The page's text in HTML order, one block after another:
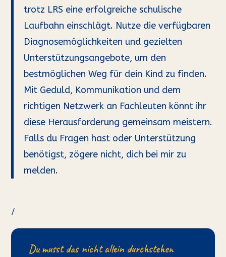
trotz LRS eine erfolgreiche schulische
Laufbahn einschlägt. Nutze die verfügbaren
Diagnosemöglichkeiten und gezielten
Unterstützungsangebote, um den
bestmöglichen Weg für dein Kind zu finden.
Mit Geduld, Kommunikation und dem
richtigen Netzwerk an Fachleuten könnt ihr
diese Herausforderung gemeinsam meistern.
Falls du Fragen hast oder Unterstützung
benötigst, zögere nicht, dich bei mir zu
melden.
/
Du musst das nicht allein durchstehen